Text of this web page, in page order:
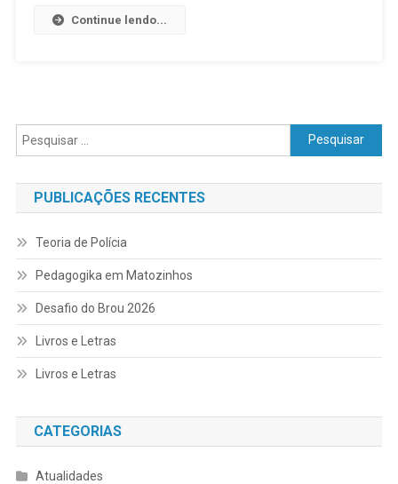
Continue lendo...
Pesquisar
por:
PUBLICAÇÕES RECENTES
Teoria de Polícia
Pedagogika em Matozinhos
Desafio do Brou 2026
Livros e Letras
Livros e Letras
CATEGORIAS
Atualidades